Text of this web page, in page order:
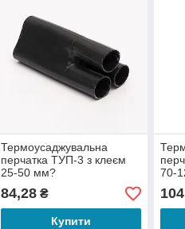
Термоусаджувальна
перчатка ТУП-3 з клеєм
25-50 мм?
84,28₴
Купити
70-